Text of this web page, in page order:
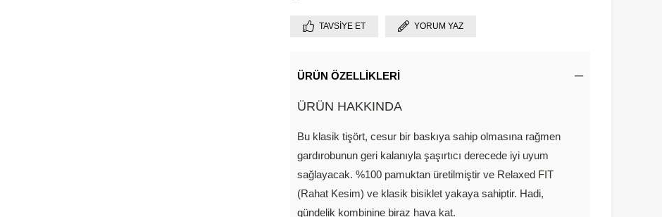
TAVSIYE ET YORUM YAZ
ÜRÜN ÖZELLIKLERI
ÜRÜN HAKKINDA
Bu klasik tişört, cesur bir baskıya sahip olmasına rağmen
gardırobunun geri kalanıyla şaşırtıcı derecede iyi uyum
sağlayacak. %100 pamuktan üretilmiştir ve Relaxed FIT
(Rahat Kesim) ve klasik bisiklet yakaya sahiptir. Hadi,
gündelik kombinine biraz hava kat.